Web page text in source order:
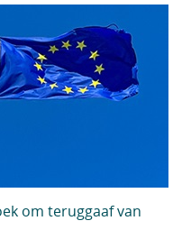
om teruggaaf van